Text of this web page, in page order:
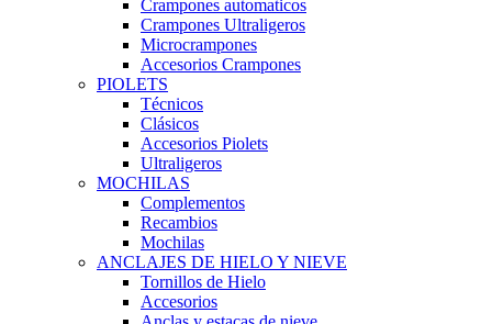
Crampones automaticos
Crampones Ultraligeros
Microcrampones
Accesorios Crampones
PIOLETS
Técnicos
Clásicos
Accesorios Piolets
Ultraligeros
MOCHILAS
Complementos
Recambios
Mochilas
ANCLAJES DE HIELO Y NIEVE
Tornillos de Hielo
Accesorios